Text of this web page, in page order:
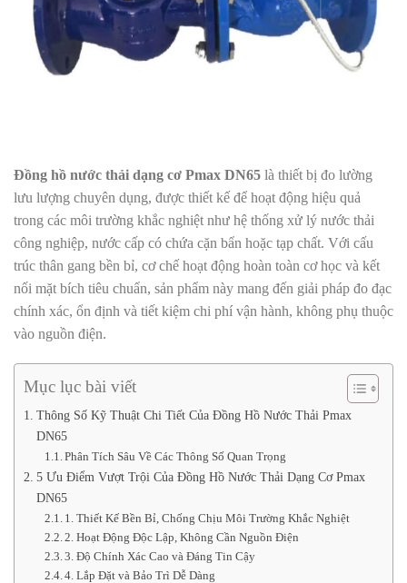
Đồng hồ nước thải dạng cơ Pmax DN65 là thiết bị đo lường
lưu lượng chuyên dụng, được thiết kế để hoạt động hiệu quả
trong các môi trường khắc nghiệt như hệ thống xử lý nước thải
công nghiệp, nước cấp có chứa cặn bẩn hoặc tạp chất. Với cấu
trúc thân gang bền bỉ, cơ chế hoạt động hoàn toàn cơ học và kết
nối mặt bích tiêu chuẩn, sản phẩm này mang đến giải pháp đo đạc
chính xác, ổn định và tiết kiệm chi phí vận hành, không phụ thuộc
vào nguồn điện.
Mục lục bài viết
Thông Số Kỹ Thuật Chi Tiết Của Đồng Hồ Nước Thải Pmax
DN65
Phân Tích Sâu Về Các Thông Số Quan Trọng
5 Ưu Điểm Vượt Trội Của Đồng Hồ Nước Thải Dạng Cơ Pmax
DN65
1. Thiết Kế Bền Bỉ, Chống Chịu Môi Trường Khắc Nghiệt
2. Hoạt Động Độc Lập, Không Cần Nguồn Điện
3. Độ Chính Xác Cao và Đáng Tin Cậy
4. Lắp Đặt và Bảo Trì Dễ Dàng